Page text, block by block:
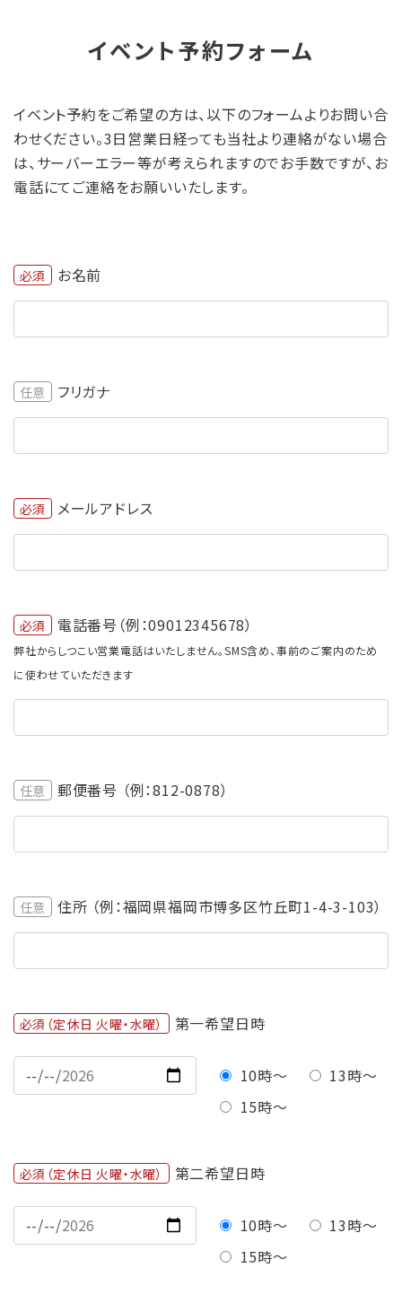
イベント予約フォーム
イベント予約をご希望の方は、以下のフォームよりお問い合
わせください。3日営業日経っても当社より連絡がない場合
は、サーバーエラー等が考えられますのでお手数ですが、お
電話にてご連絡をお願いいたします。
必須 お名前
任意 フリガナ
必須 メールアドレス
必須 電話番号（例：09012345678）
弊社からしつこい営業電話はいたしません。SMS含め、事前のご案内のため
に使わせていただきます
任意 郵便番号 （例：812-0878）
任意 住所 （例：福岡県福岡市博多区竹丘町1-4-3-103）
必須（定休日 火曜・水曜） 第一希望日時
10時〜
13時〜
15時〜
必須（定休日 火曜・水曜） 第二希望日時
10時〜
13時〜
15時〜